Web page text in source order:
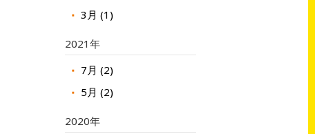
3月 (1)
2021年
7月 (2)
5月 (2)
2020年